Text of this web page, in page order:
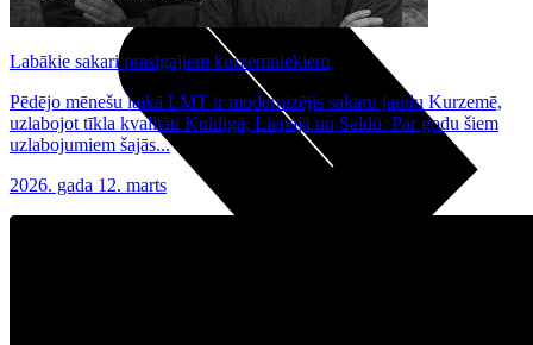
Labākie sakari prasīgajiem kurzemniekiem
Pēdējo mēnešu laikā LMT ir modernizējis sakaru jaudu Kurzemē,
uzlabojot tīkla kvalitāti Kuldīgā, Liepājā un Saldū. Par godu šiem
uzlabojumiem šajās...
2026. gada 12. marts